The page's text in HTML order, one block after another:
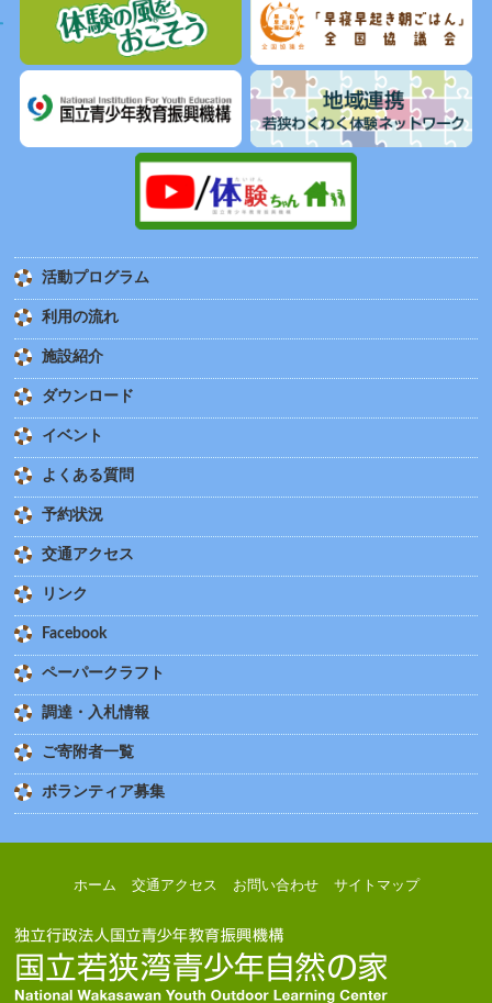
活動プログラム
利用の流れ
施設紹介
ダウンロード
イベント
よくある質問
予約状況
交通アクセス
リンク
Facebook
ペーパークラフト
調達・入札情報
ご寄附者一覧
ボランティア募集
ホーム 交通アクセス お問い合わせ サイトマップ